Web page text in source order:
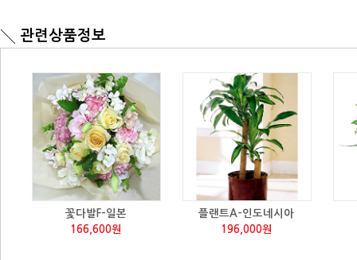
관련상품정보
꽃다발F-일본
166,600원
플랜트A-인도네시아
196,000원